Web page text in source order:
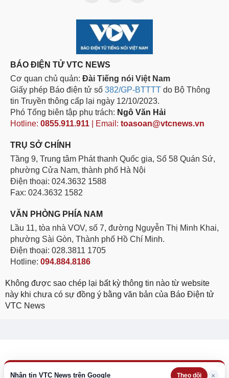
Nhận tin VTC News trên Google Theo dõi ×
BÁO ĐIỆN TỬ VTC NEWS
Cơ quan chủ quản: Đài Tiếng nói Việt Nam
Giấy phép Báo điện tử số 382/GP-BTTTT do Bộ Thông
tin Truyền thông cấp lại ngày 12/10/2023.
Phó Tổng biên tập phụ trách: Ngô Văn Hải
Hotline: 0855.911.911 | Email: toasoan@vtcnews.vn
TRỤ SỞ CHÍNH
Tầng 9, Trung tâm Phát thanh Quốc gia, Số 58 Quán Sứ,
phường Cửa Nam, thành phố Hà Nội
Điện thoại: 024.3632 1588
Fax: 024.3632 1582
VĂN PHÒNG PHÍA NAM
Lầu 11, tòa nhà VOV, số 7, đường Nguyễn Thị Minh Khai,
phường Sài Gòn, Thành phố Hồ Chí Minh.
Điện thoại: 028.3811 1705
Hotline: 094.884.8186
Không được sao chép lại bất kỳ thông tin nào từ website
này khi chưa có sự đồng ý bằng văn bản của Báo Điện tử
VTC News